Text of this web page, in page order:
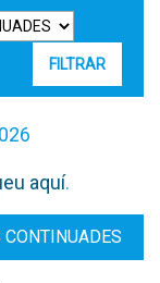
aquí.